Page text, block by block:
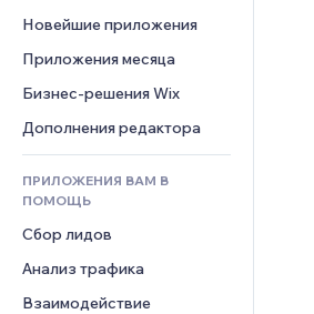
Складские услуги
Еда и напитки
PDF
Обмен файлами
Новости
Баннеры и значки
Калькуляторы
Погода
Графики и таблицы
Чат
Комментарии
Телефон
Сообщество
Отзывы и комментарии
Управление отношениями с
клиентом (CRM)
Новейшие приложения
Приложения месяца
Бизнес-решения Wix
Дополнения редактора
ПРИЛОЖЕНИЯ ВАМ В
ПОМОЩЬ
Сбор лидов
Анализ трафика
Взаимодействие